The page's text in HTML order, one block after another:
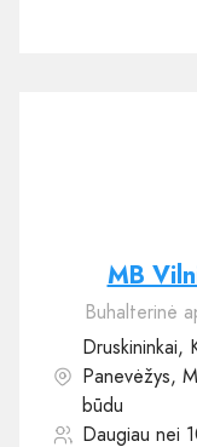
MB
Buhalterinė
Druskininkai,
Panevėžys,
būdu
Daugiau nei